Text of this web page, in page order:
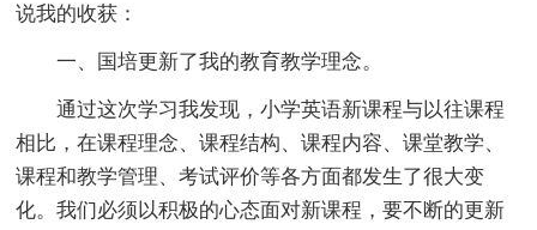
说我的收获：
一、国培更新了我的教育教学理念。
通过这次学习我发现，小学英语新课程与以往课程
相比，在课程理念、课程结构、课程内容、课堂教学、
课程和教学管理、考试评价等各方面都发生了很大变
化。我们必须以积极的心态面对新课程，要不断的更新